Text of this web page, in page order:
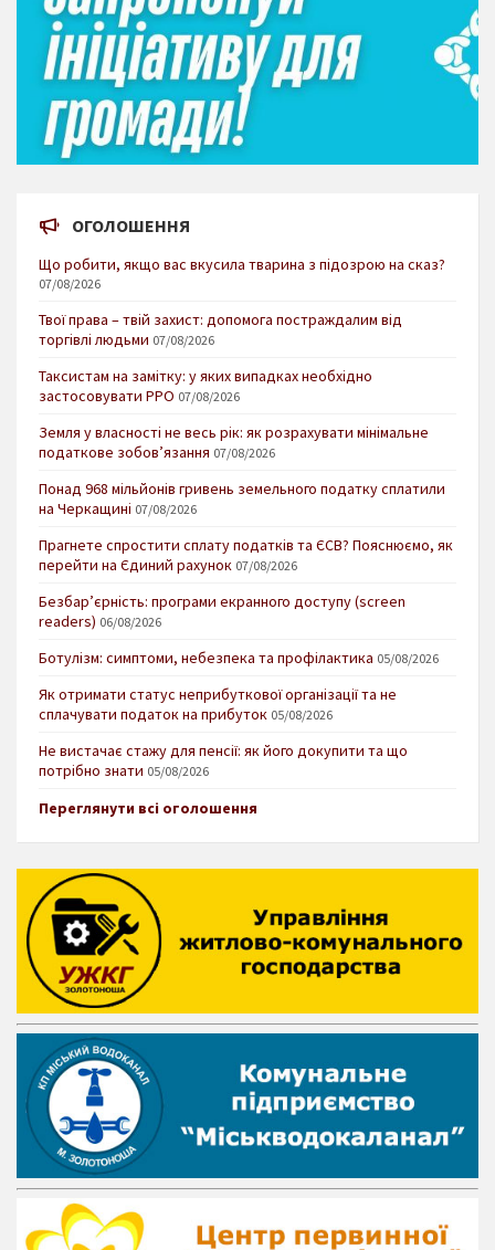
ОГОЛОШЕННЯ
Що робити, якщо вас вкусила тварина з підозрою на сказ?
07/08/2026
Твої права – твій захист: допомога постраждалим від
торгівлі людьми 07/08/2026
Таксистам на замітку: у яких випадках необхідно
застосовувати РРО 07/08/2026
Земля у власності не весь рік: як розрахувати мінімальне
податкове зобов’язання 07/08/2026
Понад 968 мільйонів гривень земельного податку сплатили
на Черкащині 07/08/2026
Прагнете спростити сплату податків та ЄСВ? Пояснюємо, як
перейти на Єдиний рахунок 07/08/2026
Безбар’єрність: програми екранного доступу (screen
readers) 06/08/2026
Ботулізм: симптоми, небезпека та профілактика 05/08/2026
Як отримати статус неприбуткової організації та не
сплачувати податок на прибуток 05/08/2026
Не вистачає стажу для пенсії: як його докупити та що
потрібно знати 05/08/2026
Переглянути всі оголошення